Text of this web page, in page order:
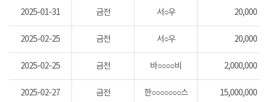
2025-01-31 금전 서○우 20,000
2025-02-25 금전 서○우 20,000
2025-02-25 금전 바○○○○비 2,000,000
2025-02-27 금전 한○○○○○○○스 15,000,000